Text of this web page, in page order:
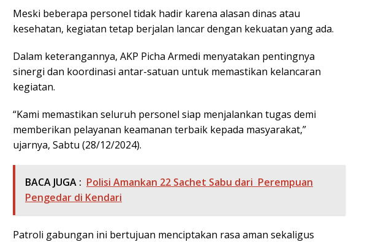
Meski beberapa personel tidak hadir karena alasan dinas atau
kesehatan, kegiatan tetap berjalan lancar dengan kekuatan yang ada.
Dalam keterangannya, AKP Picha Armedi menyatakan pentingnya
sinergi dan koordinasi antar-satuan untuk memastikan kelancaran
kegiatan.
“Kami memastikan seluruh personel siap menjalankan tugas demi
memberikan pelayanan keamanan terbaik kepada masyarakat,”
ujarnya, Sabtu (28/12/2024).
BACA JUGA : Polisi Amankan 22 Sachet Sabu dari Perempuan
Pengedar di Kendari
Patroli gabungan ini bertujuan menciptakan rasa aman sekaligus